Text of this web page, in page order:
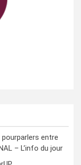
entre
– L’info du jour